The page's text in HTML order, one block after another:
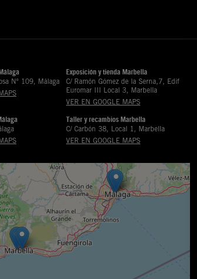
Nº 109, Málaga
Exposición y tienda Marbella
C/ Ramón Gómez de la Serna,7, Edif
Euromar III Local 3, Marbella
VER EN GOOGLE MAPS
Taller y recambios Marbella
C/ Carbón 38, Local 1, Marbella
VER EN GOOGLE MAPS